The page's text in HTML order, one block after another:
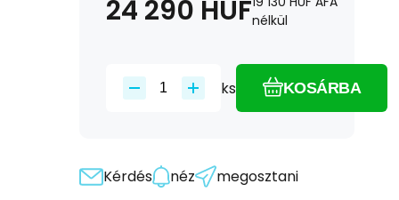
24 290 HUFnélkül
ks KOSÁRBA
Kérdés néz megosztani